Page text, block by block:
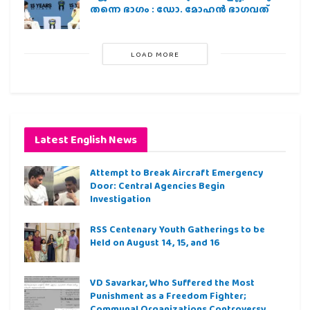
തന്നെ ഭാഗം : ഡോ. മോഹന്‍ ഭാഗവത്
LOAD MORE
Latest English News
Attempt to Break Aircraft Emergency
Door: Central Agencies Begin
Investigation
RSS Centenary Youth Gatherings to be
Held on August 14, 15, and 16
VD Savarkar, Who Suffered the Most
Punishment as a Freedom Fighter;